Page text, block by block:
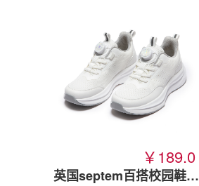
￥189.0
英国septem百搭校园鞋-白